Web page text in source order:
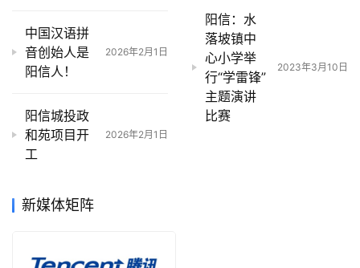
中国汉语拼
音创始人是
阳信人！
2026年2月1日
阳信城投政
和苑项目开
工
2026年2月1日
阳信：水
落坡镇中
心小学举
行“学雷锋”
主题演讲
比赛
2023年3月10日
新媒体矩阵